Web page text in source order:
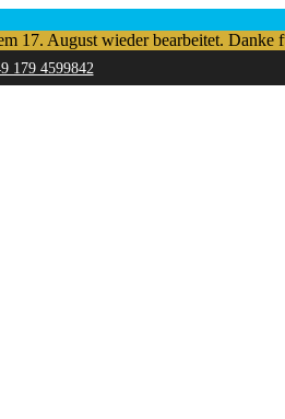
17. August wieder bearbeitet. Danke
179 4599842